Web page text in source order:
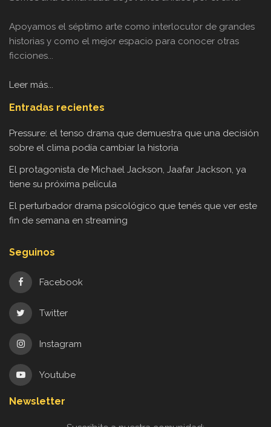
Apoyamos el séptimo arte como interlocutor de grandes
historias y como el mejor espacio para conocer otras
ficciones...
Leer más...
Entradas recientes
Pressure: el tenso drama que demuestra que una decisión
sobre el clima podía cambiar la historia
El protagonista de Michael Jackson, Jaafar Jackson, ya
tiene su próxima película
El perturbador drama psicológico que tenés que ver este
fin de semana en streaming
Seguinos
Facebook
Twitter
Instagram
Youtube
Newsletter